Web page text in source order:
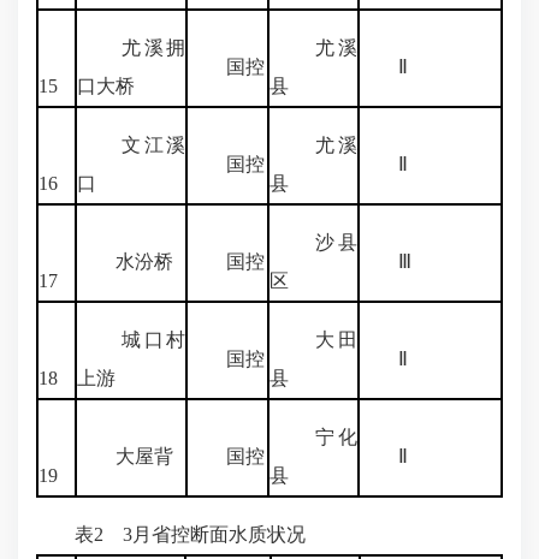
15
尤溪拥
口大桥
国控
尤溪
县
16
文江溪
口
国控
尤溪
县
17
水汾桥 国控
沙县
区
18
城口村
上游
国控
大田
县
19
大屋背 国控
宁化
县
表2 3月省控断面水质状况